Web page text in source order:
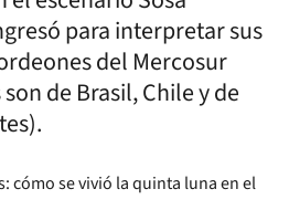
para interpretar sus
del Mercosur
de Brasil, Chile y de